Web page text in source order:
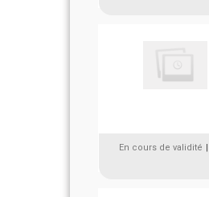
En cours de validité